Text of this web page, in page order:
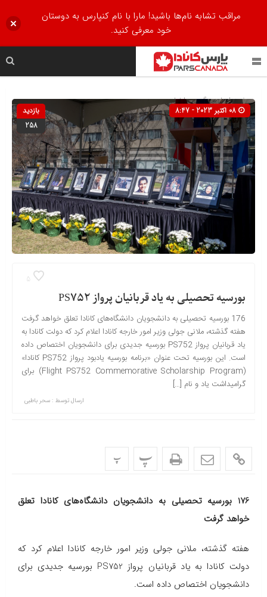
صفحه اصلی» گروه »اخبار
بازدید
258
5
بورسیه تحصیلی به یاد قربانیان پرواز PS752
176 بورسیه تحصیلی به دانشجویان دانشگاه‌های کانادا تعلق خواهد گرفت
هفته گذشته، ملانی جولی وزیر امور خارجه کانادا اعلام کرد که دولت کانادا به
یاد قربانیان پرواز PS752 بورسیه جدیدی برای دانشجویان اختصاص داده
است. این بورسیه تحت عنوان «برنامه بورسیه یادبود پرواز PS752 کانادا»
(Flight PS752 Commemorative Scholarship Program) برای
گرامیداشت یاد و نام […]
ارسال توسط : سحر باطبی
پ پ
176 بورسیه تحصیلی به دانشجویان دانشگاه‌های کانادا تعلق
خواهد گرفت
هفته گذشته، ملانی جولی وزیر امور خارجه کانادا اعلام کرد که
دولت کانادا به یاد قربانیان پرواز PS752 بورسیه جدیدی برای
دانشجویان اختصاص داده است.
مراقب تشابه نام‌ها باشید! مارا با نام کنپارس به دوستان
خود معرفی کنید.